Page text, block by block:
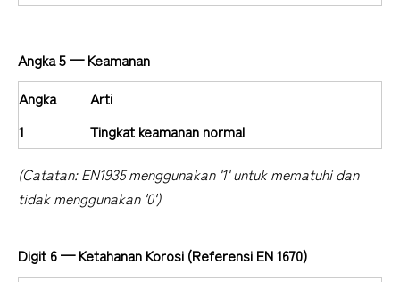
Angka 5 — Keamanan
Angka
Arti
1
Tingkat keamanan normal
(Catatan: EN1935 menggunakan '1' untuk mematuhi dan
tidak menggunakan '0')
Digit 6 — Ketahanan Korosi (Referensi EN 1670)